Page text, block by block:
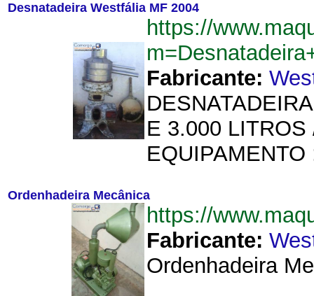
Desnatadeira Westfália MF 2004
https://
Fabricante:
E 3.000
Ordenhadeira Mecânica
https://
Fabricante:
Ordenhadeira